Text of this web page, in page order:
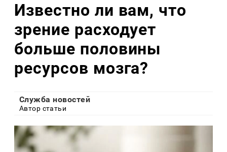
Известно ли вам, что
зрение расходует
больше половины
ресурсов мозга?
Служба новостей
Автор статьи